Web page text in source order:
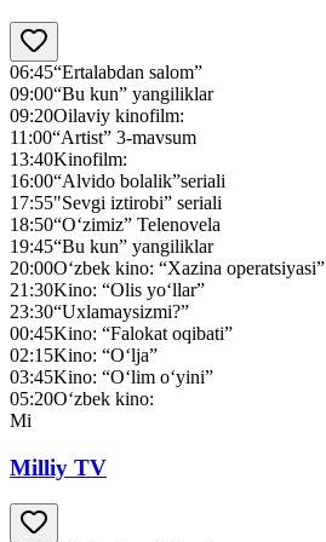
06:45“Ertalabdan salom”
09:00“Bu kun” yangiliklar
09:20Oilaviy kinofilm:
11:00“Artist” 3-mavsum
13:40Kinofilm:
16:00“Alvido bolalik”seriali
17:55"Sevgi iztirobi” seriali
18:50“O‘zimiz” Telenovela
19:45“Bu kun” yangiliklar
20:00O‘zbek kino: “Xazina operatsiyasi”
21:30Kino: “Olis yo‘llar”
23:30“Uxlamaysizmi?”
00:45Kino: “Falokat oqibati”
02:15Kino: “O‘lja”
03:45Kino: “O‘lim o‘yini”
05:20O‘zbek kino:
Mi
Milliy TV